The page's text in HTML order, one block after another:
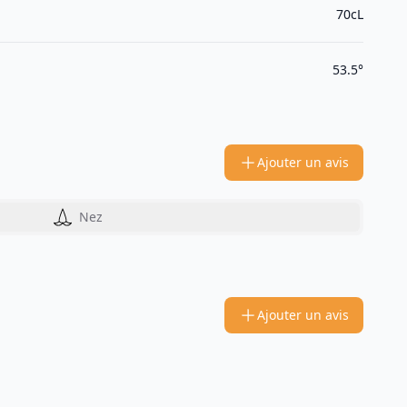
70cL
53.5°
Ajouter un avis
Nez
Ajouter un avis